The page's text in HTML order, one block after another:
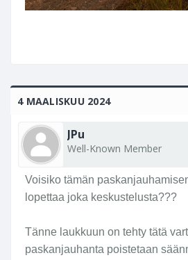
4 MAALISKUU 2024
JPu
Well-Known Member
Voisiko tämän
lopettaa joka keskustelusta???
Tänne laukkuun on tehty tätä
paskanjauhanta poistetaan